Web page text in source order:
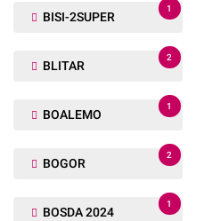
BISI-2SUPER
1
BLITAR
2
BOALEMO
1
BOGOR
2
BOSDA 2024
1